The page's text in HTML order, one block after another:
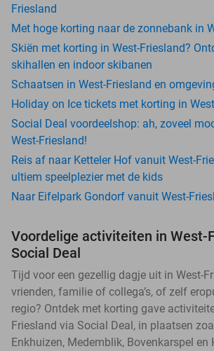
Friesland
Met hoge korting naar de zonnebank in
Skiën met korting in West-Friesland?
skihallen en indoor skibanen
Schaatsen in West-Friesland en
Holiday on Ice tickets met korting in
Social Deal voordeelshop: ah, zoveel
West-Friesland!
Reis af naar Ketteler Hof vanuit West-
ultiem speelplezier met de kids
Naar Eifelpark Gondorf vanuit West-
Voordelige activiteiten in West-
Social Deal
Tijd voor een gezellig dagje uit in West-
vrienden, familie of collega’s, of zelf
regio? Ontdek met korting gave
Friesland via Social Deal, in plaatsen
Enkhuizen, Medemblik, Bovenkarspel en